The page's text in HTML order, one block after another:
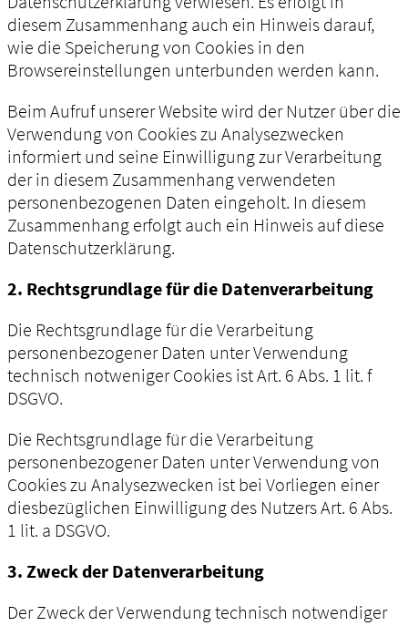
diesem Zusammenhang auch ein Hinweis darauf,
wie die Speicherung von Cookies in den
Browsereinstellungen unterbunden werden kann.
Beim Aufruf unserer Website wird der Nutzer über die
Verwendung von Cookies zu Analysezwecken
informiert und seine Einwilligung zur Verarbeitung
der in diesem Zusammenhang verwendeten
personenbezogenen Daten eingeholt. In diesem
Zusammenhang erfolgt auch ein Hinweis auf diese
Datenschutzerklärung.
2. Rechtsgrundlage für die Datenverarbeitung
Die Rechtsgrundlage für die Verarbeitung
personenbezogener Daten unter Verwendung
technisch notweniger Cookies ist Art. 6 Abs. 1 lit. f
DSGVO.
Die Rechtsgrundlage für die Verarbeitung
personenbezogener Daten unter Verwendung von
Cookies zu Analysezwecken ist bei Vorliegen einer
diesbezüglichen Einwilligung des Nutzers Art. 6 Abs.
1 lit. a DSGVO.
3. Zweck der Datenverarbeitung
Der Zweck der Verwendung technisch notwendiger